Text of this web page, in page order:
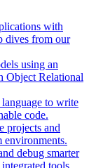
with
dives from our
using an
Object Relational
to write
code.
projects and
environments.
debug smarter
tools.